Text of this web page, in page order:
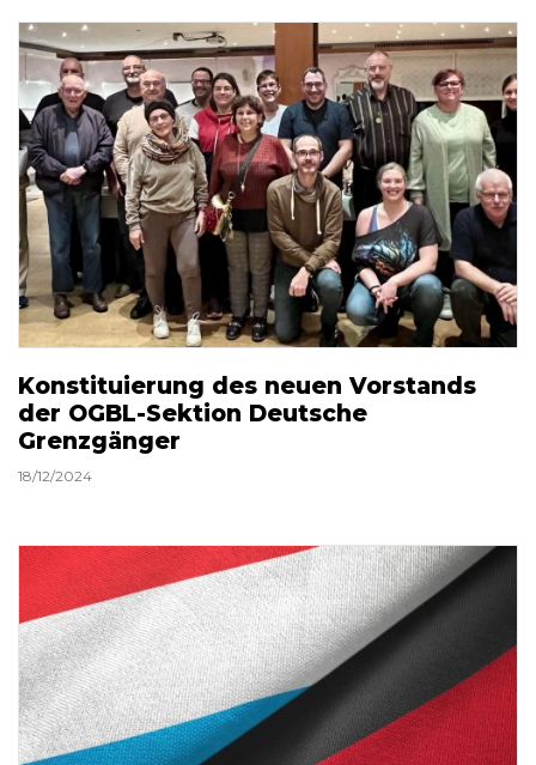
Konstituierung des neuen Vorstands
der OGBL-Sektion Deutsche
Grenzgänger
18/12/2024